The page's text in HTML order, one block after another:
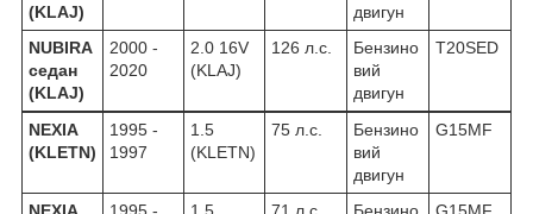
(KLAJ)
двигун
NUBIRA
седан
(KLAJ)
2000 -
2020
2.0 16V
(KLAJ)
126 л.с.
Бензино
вий
двигун
T20SED
NEXIA
(KLETN)
1995 -
1997
1.5
(KLETN)
75 л.с.
Бензино
вий
двигун
G15MF
NEXIA
1995 -
1.5
71 л.с.
Бензино
G15MF